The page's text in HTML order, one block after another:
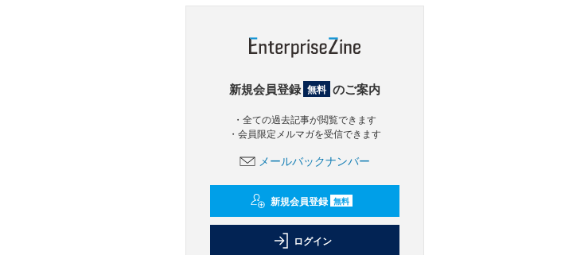
新規会員登録 無料 のご案内
・全ての過去記事が閲覧できます
・会員限定メルマガを受信できます
メールバックナンバー
新規会員登録 無料
ログイン